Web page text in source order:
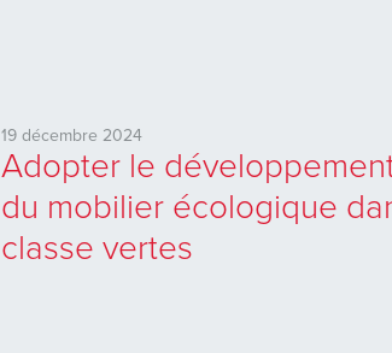
19 décembre 2024
Adopter le
du mobilier écologique
classe vertes